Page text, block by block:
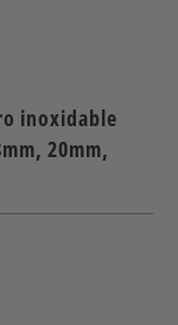
inoxidable
20mm,